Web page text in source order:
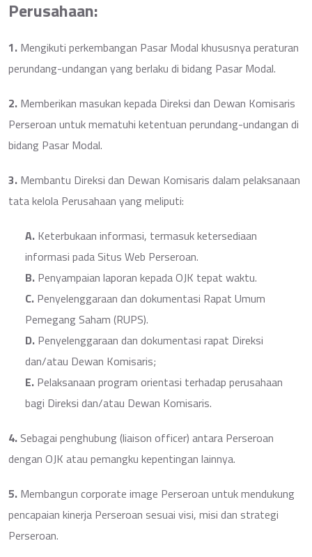
Perusahaan:
1. Mengikuti perkembangan Pasar Modal khususnya peraturan
perundang-undangan yang berlaku di bidang Pasar Modal.
2. Memberikan masukan kepada Direksi dan Dewan Komisaris
Perseroan untuk mematuhi ketentuan perundang-undangan di
bidang Pasar Modal.
3. Membantu Direksi dan Dewan Komisaris dalam pelaksanaan
tata kelola Perusahaan yang meliputi:
A. Keterbukaan informasi, termasuk ketersediaan
informasi pada Situs Web Perseroan.
B. Penyampaian laporan kepada OJK tepat waktu.
C. Penyelenggaraan dan dokumentasi Rapat Umum
Pemegang Saham (RUPS).
D. Penyelenggaraan dan dokumentasi rapat Direksi
dan/atau Dewan Komisaris;
E. Pelaksanaan program orientasi terhadap perusahaan
bagi Direksi dan/atau Dewan Komisaris.
4. Sebagai penghubung (liaison officer) antara Perseroan
dengan OJK atau pemangku kepentingan lainnya.
5. Membangun corporate image Perseroan untuk mendukung
pencapaian kinerja Perseroan sesuai visi, misi dan strategi
Perseroan.